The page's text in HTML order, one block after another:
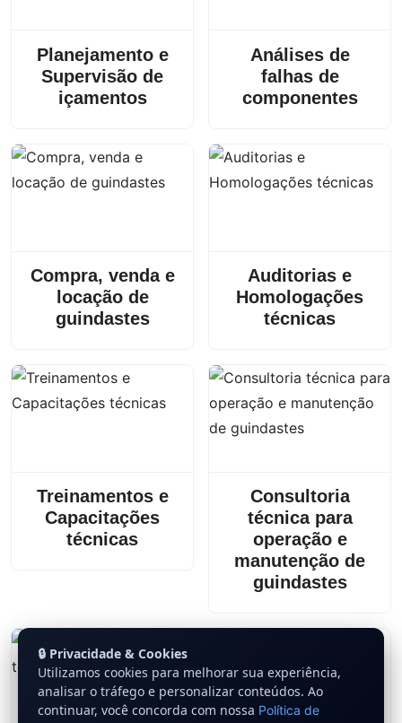
Planejamento e
Supervisão de
içamentos
Análises de
falhas de
componentes
Compra, venda e
locação de
guindastes
Auditorias e
Homologações
técnicas
Treinamentos e
Capacitações
técnicas
Consultoria
técnica para
operação e
manutenção de
guindastes
🔒 Privacidade & Cookies
Utilizamos cookies para melhorar sua experiência,
analisar o tráfego e personalizar conteúdos. Ao
continuar, você concorda com nossa Política de